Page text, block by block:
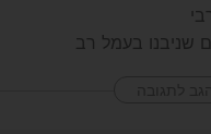
שניבנו בעמל רב